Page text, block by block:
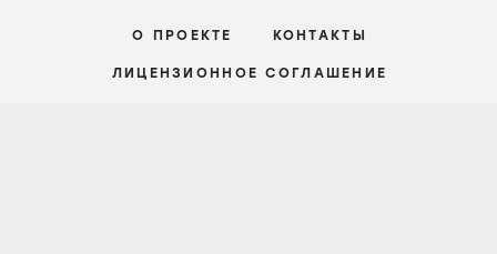
О ПРОЕКТЕ КОНТАКТЫ
ЛИЦЕНЗИОННОЕ СОГЛАШЕНИЕ